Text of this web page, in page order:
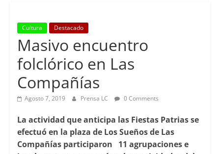
Compañías
Cultura Destacado
Masivo encuentro
folclórico en Las
Compañías
Agosto 7, 2019 Prensa LC 0 Comments
La actividad que anticipa las Fiestas Patrias se
efectuó en la plaza de Los Sueños de Las
Compañías participaron 11 agrupaciones e